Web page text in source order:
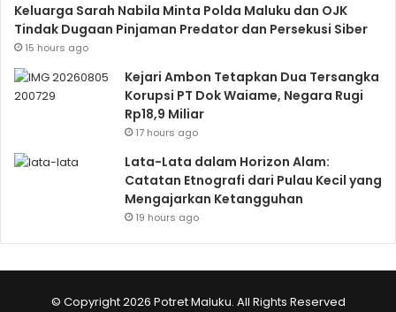
Keluarga Sarah Nabila Minta Polda Maluku dan OJK
Tindak Dugaan Pinjaman Predator dan Persekusi Siber
15 hours ago
Kejari Ambon Tetapkan Dua Tersangka
Korupsi PT Dok Waiame, Negara Rugi
Rp18,9 Miliar
17 hours ago
Lata-Lata dalam Horizon Alam:
Catatan Etnografi dari Pulau Kecil yang
Mengajarkan Ketangguhan
19 hours ago
© Copyright 2026 Potret Maluku. All Rights Reserved